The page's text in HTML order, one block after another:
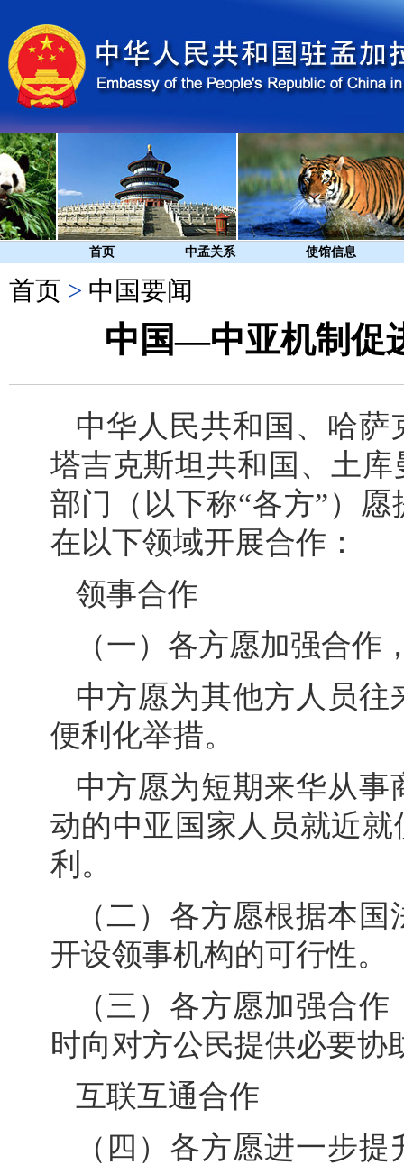
首页 中孟关系 使馆信息
首页 > 中国要闻
中国—中亚机制促
中华人民共和国、哈
塔吉克斯坦共和国、土
部门（以下称“各方”）
在以下领域开展合作：
领事合作
（一）各方愿加强合
中方愿为其他方人员
便利化举措。
中方愿为短期来华从
动的中亚国家人员就近
利。
（二）各方愿根据本
开设领事机构的可行性。
（三）各方愿加强合
时向对方公民提供必要协
互联互通合作
（四）各方愿进一步